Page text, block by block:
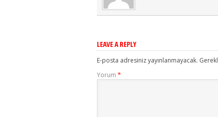
LEAVE A REPLY
E-posta adresiniz yayınlanmayacak.
Yorum *